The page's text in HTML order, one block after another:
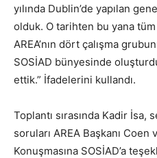
yılında Dublin’de yapılan
olduk. O tarihten bu yana
AREA’nın dört çalışma
SOSİAD bünyesinde
ettik.” İfadelerini kullandı.
Toplantı sırasında Kadir İsa,
soruları AREA Başkanı Coen
Konuşmasına SOSİAD’a